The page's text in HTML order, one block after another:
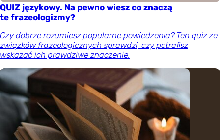
QUIZ językowy. Na pewno wiesz co znaczą
te frazeologizmy?
Czy dobrze rozumiesz popularne powiedzenia? Ten quiz ze
związków frazeologicznych sprawdzi, czy potrafisz
wskazać ich prawdziwe znaczenie.